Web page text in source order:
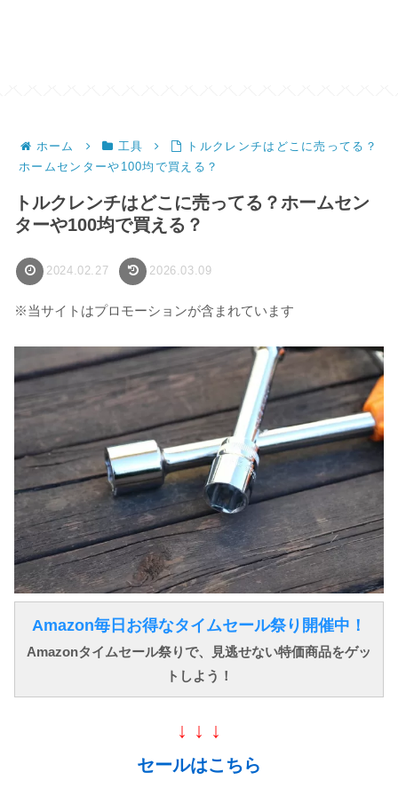
ホーム 工具
トルクレンチはどこに売ってる？
ホームセンターや100均で買える？
トルクレンチはどこに売ってる？ホームセン
ターや100均で買える？
2024.02.27 2026.03.09
※当サイトはプロモーションが含まれています
Amazon毎日お得なタイムセール祭り開催中！
Amazonタイムセール祭りで、見逃せない特価商品をゲッ
トしよう！
↓ ↓ ↓
セールはこちら